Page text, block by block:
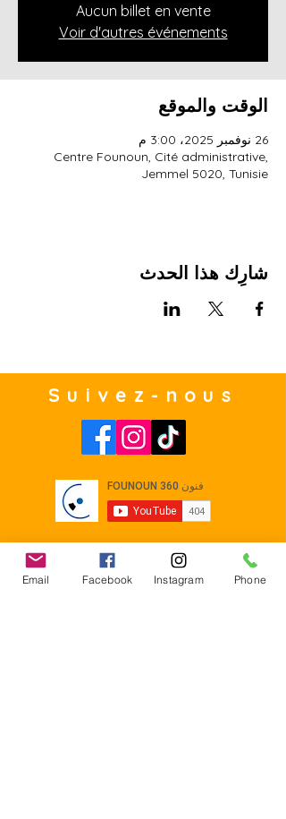
Aucun billet en vente
Voir d'autres événements
الوقت والموقع
26 نوفمبر 2025، 3:00 م
Centre Founoun, Cité administrative,
Jemmel 5020, Tunisie
شارِك هذا الحدث
Suivez-nous
Email Facebook Instagram Phone